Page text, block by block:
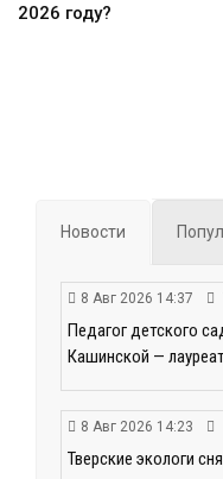
2026 году?
Новости
8 Авг 2026 14:37
Педагог детского
Кашинской —
8 Авг 2026 14:23
Тверские экологи